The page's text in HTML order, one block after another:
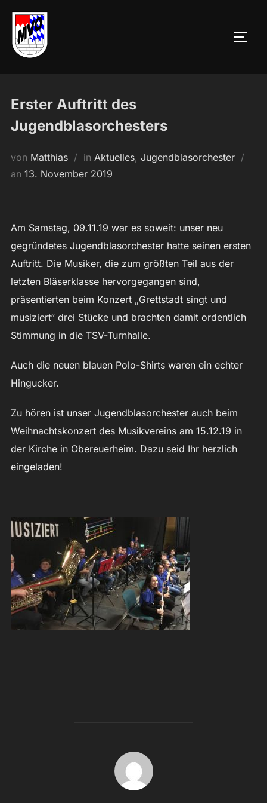
Inhalt
springen
Erster Auftritt des
Jugendblasorchesters
von Matthias in Aktuelles, Jugendblasorchester
an Veröffentlicht
13. November 2019
Am Samstag, 09.11.19 war es soweit: unser neu
gegründetes Jugendblasorchester hatte seinen ersten
Auftritt. Die Musiker, die zum größten Teil aus der
letzten Bläserklasse hervorgegangen sind,
präsentierten beim Konzert „Grettstadt singt und
musiziert“ drei Stücke und brachten damit ordentlich
Stimmung in die TSV-Turnhalle.
Auch die neuen blauen Polo-Shirts waren ein echter
Hingucker.
Zu hören ist unser Jugendblasorchester auch beim
Weihnachtskonzert des Musikvereins am 15.12.19 in
der Kirche in Obereuerheim. Dazu seid Ihr herzlich
eingeladen!
BEITRAGSAUTOR